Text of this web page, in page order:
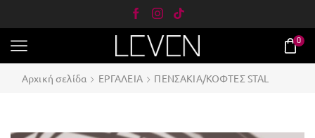
0
Αρχική σελίδα ΕΡΓΑΛΕΙΑ ΠΕΝΣΑΚΙΑ/ΚΟΦΤΕΣ STAL